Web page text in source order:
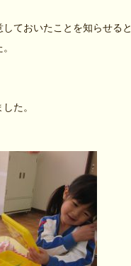
ておいたことを知らせる
た。